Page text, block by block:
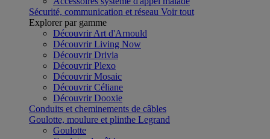
Sécurité, communication et réseau Voir tout
Explorer par gamme
Découvrir Art d'Arnould
Découvrir Living Now
Découvrir Drivia
Découvrir Plexo
Découvrir Mosaic
Découvrir Céliane
Découvrir Dooxie
Conduits et cheminements de câbles
Goulotte, moulure et plinthe Legrand
Goulotte